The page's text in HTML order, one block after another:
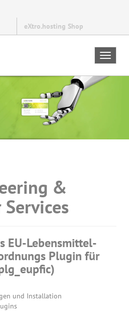
eXtro.hosting Shop
Toggle
&
EU-Lebensmittel-
Plugin für
und Installation